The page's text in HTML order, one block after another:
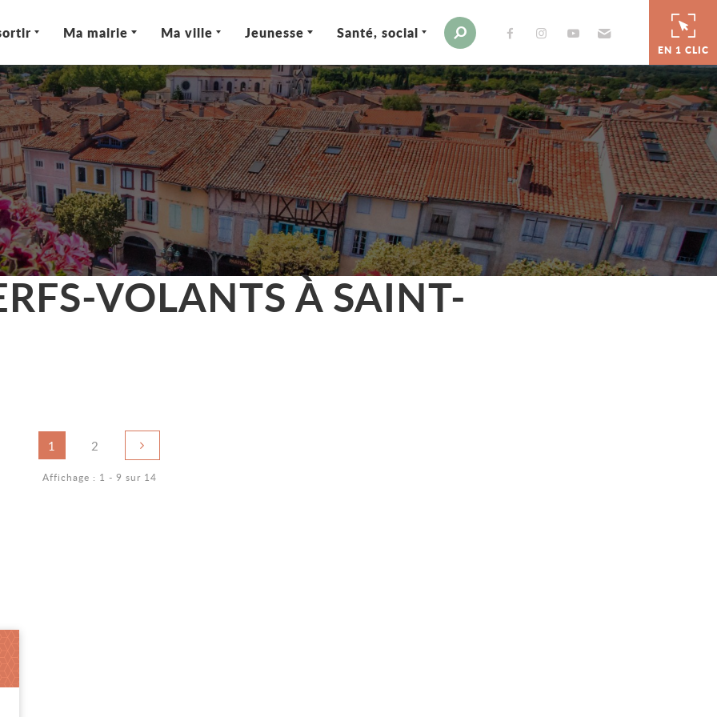
EN 1 CLIC
Moteur de recherche
Ma mairie Ma ville Jeunesse Santé, social Envoyer par e-mail
VOLANTS À SAINT-
Navigation
des
pages
Page
1 Page
2 Page suivante
Affichage : 1 - 9 sur 14